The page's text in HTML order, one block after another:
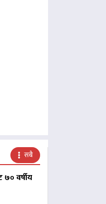
सबै
वर्षीय